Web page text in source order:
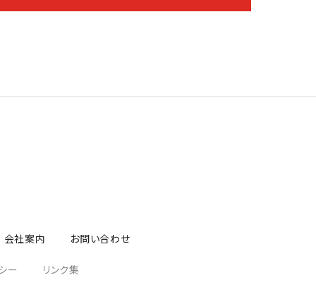
会社案内 お問い合わせ
ー リンク集